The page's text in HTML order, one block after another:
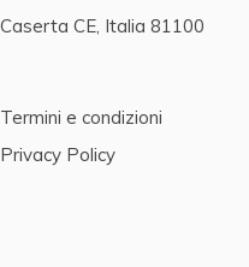
Caserta CE, Italia 81100
Termini e condizioni
Privacy Policy